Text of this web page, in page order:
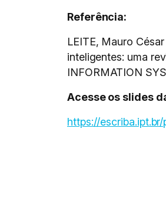
Referência:
LEITE, Mauro
inteligentes: uma
INFORMATION
Acesse os slides
https://